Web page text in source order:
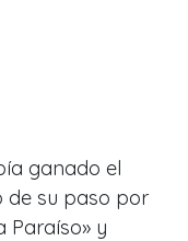
ganado el
de su paso por
Paraíso» y